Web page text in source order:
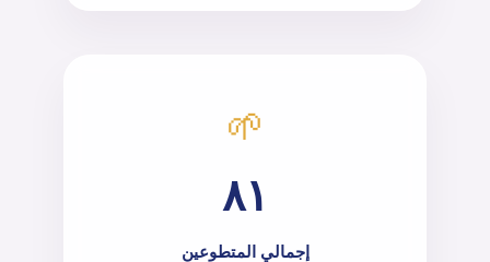
🌱
٨١
إجمالي المتطوعين